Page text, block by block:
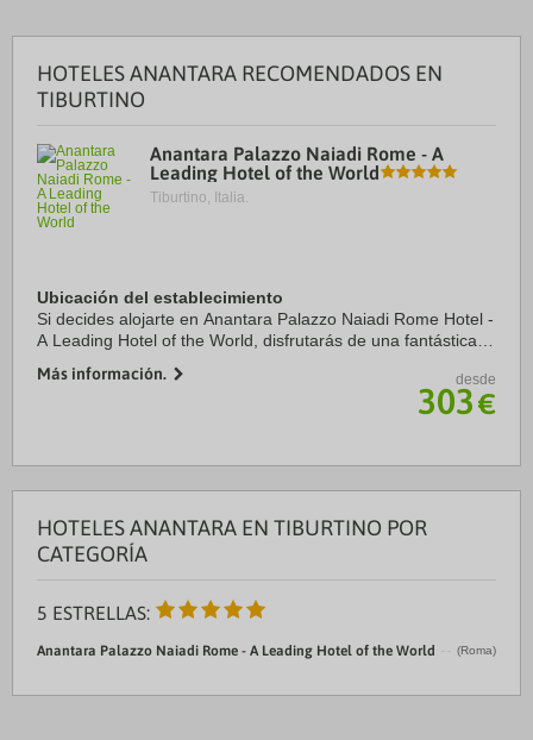
HOTELES ANANTARA RECOMENDADOS EN
TIBURTINO
Anantara Palazzo Naiadi Rome - A
Leading Hotel of the World
Tiburtino, Italia.
Ubicación del establecimiento
Si decides alojarte en Anantara Palazzo Naiadi Rome Hotel -
A Leading Hotel of the World, disfrutarás de una fantástica
Nazionale y a solo 8 min a pie de ...
Más información. desde
303€
HOTELES ANANTARA EN TIBURTINO POR
CATEGORÍA
5 ESTRELLAS:
Anantara Palazzo Naiadi Rome - A Leading Hotel of the World (Roma)